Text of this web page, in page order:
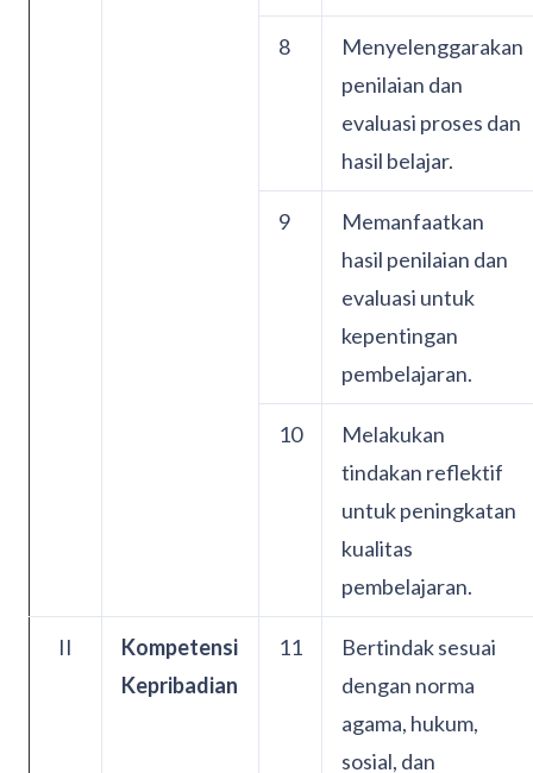
8
Menyelenggarakan
penilaian dan
evaluasi proses dan
hasil belajar.
9
Memanfaatkan
hasil penilaian dan
evaluasi untuk
kepentingan
pembelajaran.
10
Melakukan
tindakan reflektif
untuk peningkatan
kualitas
pembelajaran.
II
Kompetensi
Kepribadian
11
Bertindak sesuai
dengan norma
agama, hukum,
sosial, dan